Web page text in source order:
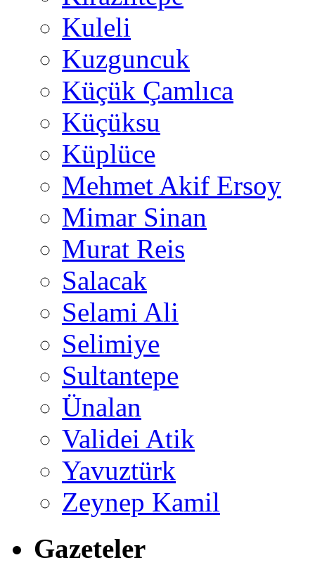
Kuleli
Kuzguncuk
Küçük Çamlıca
Küçüksu
Küplüce
Mehmet Akif Ersoy
Mimar Sinan
Murat Reis
Salacak
Selami Ali
Selimiye
Sultantepe
Ünalan
Validei Atik
Yavuztürk
Zeynep Kamil
Gazeteler